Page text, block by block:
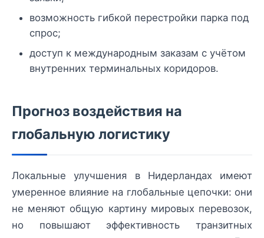
возможность гибкой перестройки парка под
спрос;
доступ к международным заказам с учётом
внутренних терминальных коридоров.
Прогноз воздействия на
глобальную логистику
Локальные улучшения в Нидерландах имеют
умеренное влияние на глобальные цепочки: они
не меняют общую картину мировых перевозок,
но повышают эффективность транзитных